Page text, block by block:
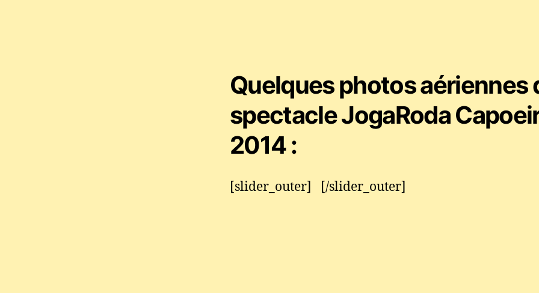
Quelques photos aériennes
spectacle JogaRoda
2014 :
[slider_outer] [/slider_outer]